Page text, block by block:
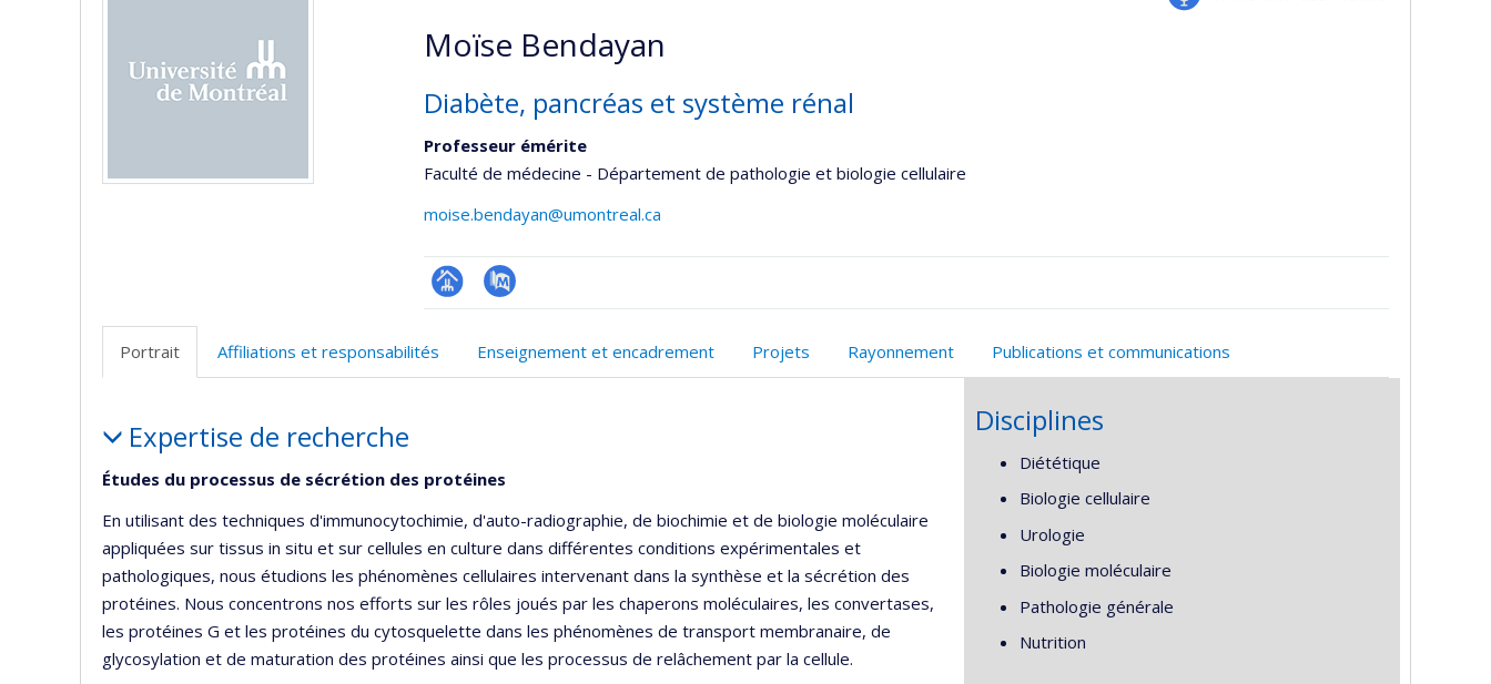
Moïse Bendayan
Diabète, pancréas et système rénal
Professeur émérite
Faculté de médecine - Département de pathologie et biologie cellulaire
moise.bendayan@umontreal.ca
Page
(faculté,département,école)
PubMed
Portrait
Affiliations et responsabilités Enseignement et encadrement Projets Rayonnement Publications et communications
Expertise de recherche
Études du processus de sécrétion des protéines
En utilisant des techniques d'immunocytochimie, d'auto-radiographie, de biochimie et de biologie moléculaire
appliquées sur tissus in situ et sur cellules en culture dans différentes conditions expérimentales et
pathologiques, nous étudions les phénomènes cellulaires intervenant dans la synthèse et la sécrétion des
protéines. Nous concentrons nos efforts sur les rôles joués par les chaperons moléculaires, les convertases,
les protéines G et les protéines du cytosquelette dans les phénomènes de transport membranaire, de
glycosylation et de maturation des protéines ainsi que les processus de relâchement par la cellule.
Disciplines
Diététique
Biologie cellulaire
Urologie
Biologie moléculaire
Pathologie générale
Nutrition